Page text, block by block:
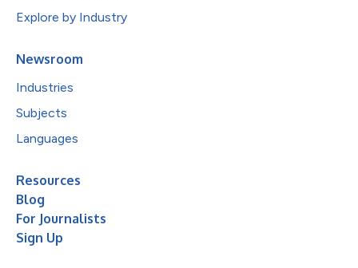
Explore by Industry
Newsroom
Industries
Subjects
Languages
Resources
Blog
For Journalists
Sign Up